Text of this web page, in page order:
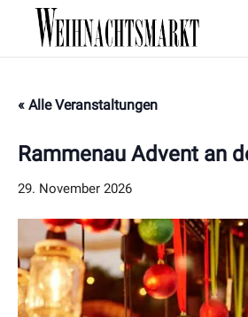
« Alle Veranstaltungen
Rammenau Advent an
29. November 2026